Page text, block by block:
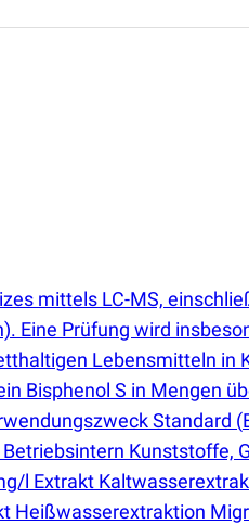
mittels LC-MS,
Eine Prüfung wird
Lebensmitteln in
Bisphenol S in Mengen
Standard (
l Extrakt
Heißwasserextraktion